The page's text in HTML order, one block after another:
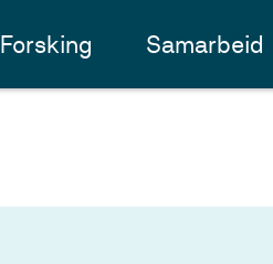
Forsking Samarbeid